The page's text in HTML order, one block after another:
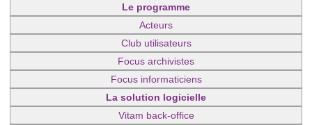
Le programme
Acteurs
Club utilisateurs
Focus archivistes
Focus informaticiens
La solution logicielle
Vitam back-office